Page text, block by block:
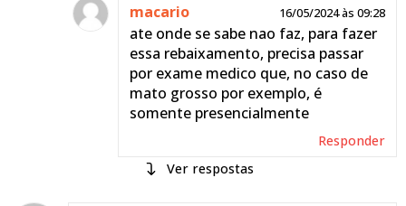
macario 16/05/2024 às 09:28
ate onde se sabe nao faz, para fazer
essa rebaixamento, precisa passar
por exame medico que, no caso de
mato grosso por exemplo, é
somente presencialmente
Responder
respostas